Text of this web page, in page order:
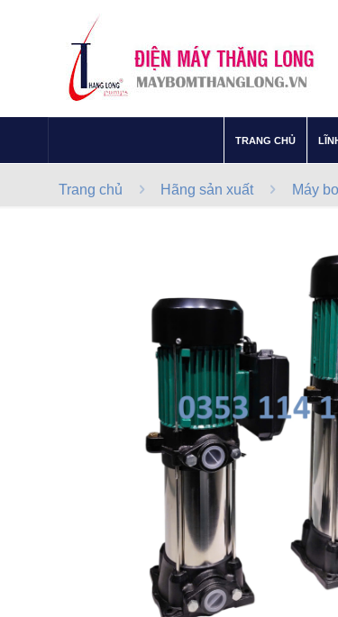
TRANG CHỦ
Trang chủ Hãng sản xuất Máy